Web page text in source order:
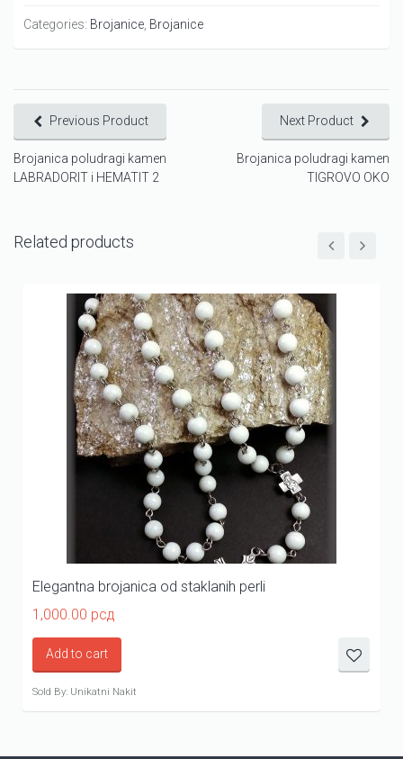
Categories: Brojanice Brojanice
Previous Product
Brojanica poludragi kamen
LABRADORIT i HEMATIT 2
Next Product
Brojanica poludragi kamen
TIGROVO OKO
Related products
Elegantna brojanica od staklanih perli
1,000.00 рсд
Add to cart
Sold By: Unikatni Nakit